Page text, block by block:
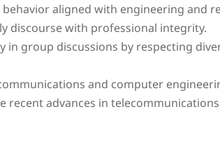
aligned with engineering and
discourse with professional integrity.
in group discussions by respecting
and computer
recent advances in